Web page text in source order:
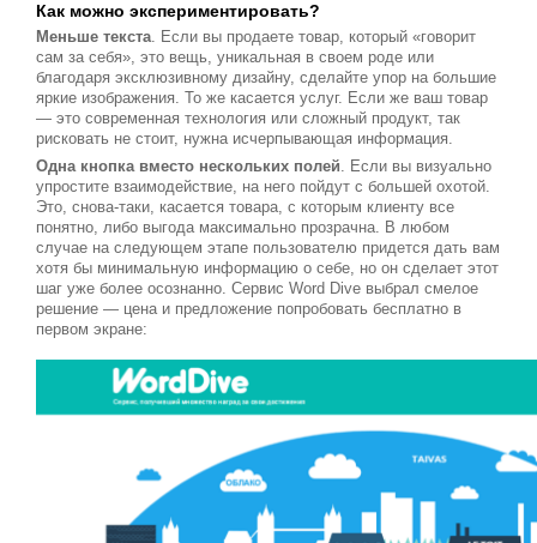
Как можно экспериментировать?
Меньше текста. Если вы продаете товар, который «говорит
сам за себя», это вещь, уникальная в своем роде или
благодаря эксклюзивному дизайну, сделайте упор на большие
яркие изображения. То же касается услуг. Если же ваш товар
— это современная технология или сложный продукт, так
рисковать не стоит, нужна исчерпывающая информация.
Одна кнопка вместо нескольких полей. Если вы визуально
упростите взаимодействие, на него пойдут с большей охотой.
Это, снова-таки, касается товара, с которым клиенту все
понятно, либо выгода максимально прозрачна. В любом
случае на следующем этапе пользователю придется дать вам
хотя бы минимальную информацию о себе, но он сделает этот
шаг уже более осознанно. Сервис Word Dive выбрал смелое
решение — цена и предложение попробовать бесплатно в
первом экране: